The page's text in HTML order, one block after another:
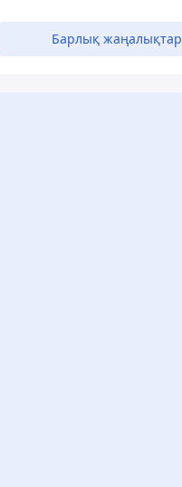
Барлық жаңалықтар